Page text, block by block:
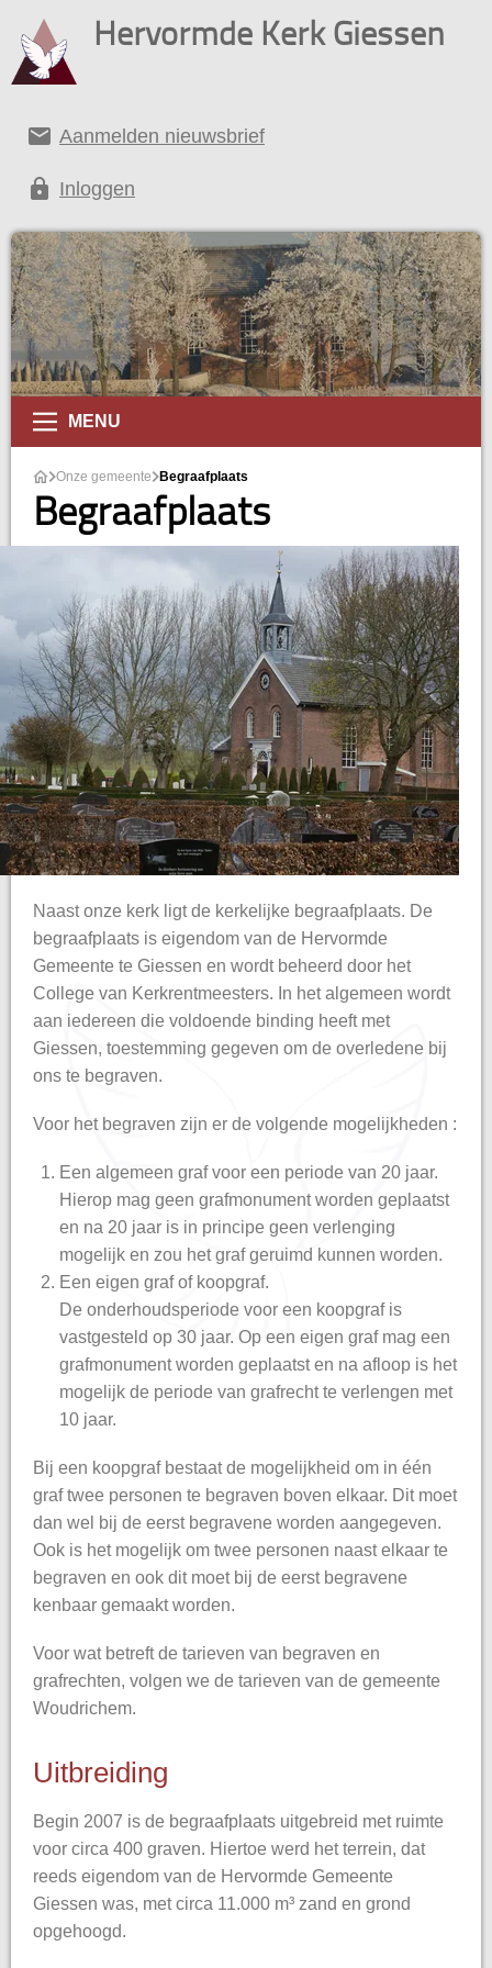
Hervormde Kerk Giessen
email Aanmelden nieuwsbrief
lock Inloggen
MENU
Onze gemeente Begraafplaats
Begraafplaats
Naast onze kerk ligt de kerkelijke begraafplaats. De
begraafplaats is eigendom van de Hervormde
Gemeente te Giessen en wordt beheerd door het
College van Kerkrentmeesters. In het algemeen wordt
aan iedereen die voldoende binding heeft met
Giessen, toestemming gegeven om de overledene bij
ons te begraven.
Voor het begraven zijn er de volgende mogelijkheden :
Een algemeen graf voor een periode van 20 jaar.
Hierop mag geen grafmonument worden geplaatst
en na 20 jaar is in principe geen verlenging
mogelijk en zou het graf geruimd kunnen worden.
Een eigen graf of koopgraf.
De onderhoudsperiode voor een koopgraf is
vastgesteld op 30 jaar. Op een eigen graf mag een
grafmonument worden geplaatst en na afloop is het
mogelijk de periode van grafrecht te verlengen met
10 jaar.
Bij een koopgraf bestaat de mogelijkheid om in één
graf twee personen te begraven boven elkaar. Dit moet
dan wel bij de eerst begravene worden aangegeven.
Ook is het mogelijk om twee personen naast elkaar te
begraven en ook dit moet bij de eerst begravene
kenbaar gemaakt worden.
Voor wat betreft de tarieven van begraven en
grafrechten, volgen we de tarieven van de gemeente
Woudrichem.
Uitbreiding
Begin 2007 is de begraafplaats uitgebreid met ruimte
voor circa 400 graven. Hiertoe werd het terrein, dat
reeds eigendom van de Hervormde Gemeente
Giessen was, met circa 11.000 m³ zand en grond
opgehoogd.